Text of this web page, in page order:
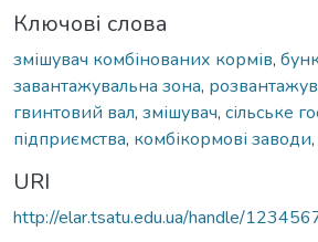
Ключові слова
змішувач комбінованих кормів,
завантажувальна зона,
гвинтовий вал, змішувач, сільське
підприємства, комбікормові заводи,
URI
http://elar.tsatu.edu.ua/handle/